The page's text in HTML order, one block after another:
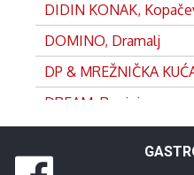
DIDIN KONAK,
DOMINO, Dramalj
DP & MREŽNIČKA
DREAM, Rovinj
EDEN, Satnica